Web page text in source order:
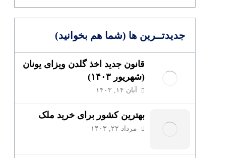
جدیدتــرین ها (شما هم بخوانید)
قانون جدید اخذ گلدن ویزای یونان
(شهریور ۱۴۰۳)
آبان ۱۴, ۱۴۰۳
بهترین کشور برای خرید ملک
مرداد ۲۲, ۱۴۰۳